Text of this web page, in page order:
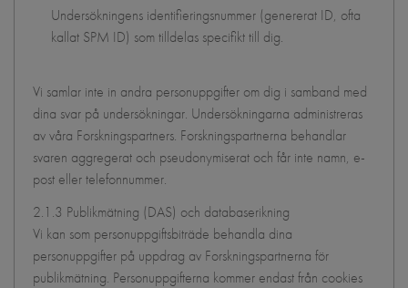
Undersökningens identifieringsnummer (genererat ID, ofta
kallat SPM ID) som tilldelas specifikt till dig.
Vi samlar inte in andra personuppgifter om dig i samband med
dina svar på undersökningar. Undersökningarna administreras
av våra Forskningspartners. Forskningspartnerna behandlar
svaren aggregerat och pseudonymiserat och får inte namn, e-
post eller telefonnummer.
2.1.3 Publikmätning (DAS) och databaserikning
Vi kan som personuppgiftsbiträde behandla dina
personuppgifter på uppdrag av Forskningspartnerna för
publikmätning. Personuppgifterna kommer endast från cookies